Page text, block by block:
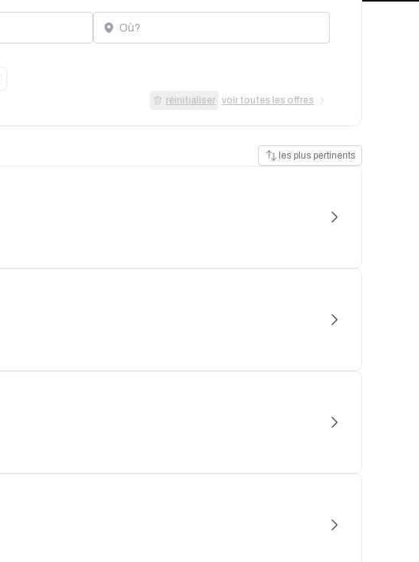
Localisation
réinitialiser voir toutes les offres
les plus pertinents